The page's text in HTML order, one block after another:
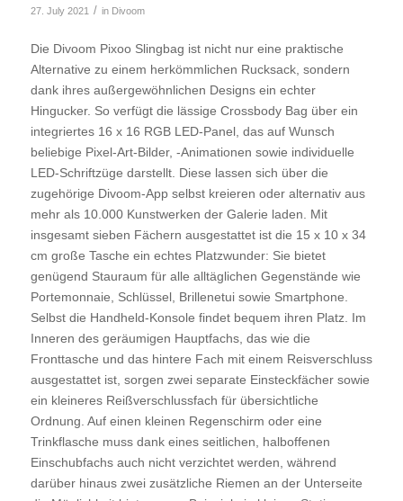
27. July 2021 / in Divoom
Die Divoom Pixoo Slingbag ist nicht nur eine praktische
Alternative zu einem herkömmlichen Rucksack, sondern
dank ihres außergewöhnlichen Designs ein echter
Hingucker. So verfügt die lässige Crossbody Bag über ein
integriertes 16 x 16 RGB LED-Panel, das auf Wunsch
beliebige Pixel-Art-Bilder, -Animationen sowie individuelle
LED-Schriftzüge darstellt. Diese lassen sich über die
zugehörige Divoom-App selbst kreieren oder alternativ aus
mehr als 10.000 Kunstwerken der Galerie laden. Mit
insgesamt sieben Fächern ausgestattet ist die 15 x 10 x 34
cm große Tasche ein echtes Platzwunder: Sie bietet
genügend Stauraum für alle alltäglichen Gegenstände wie
Portemonnaie, Schlüssel, Brillenetui sowie Smartphone.
Selbst die Handheld-Konsole findet bequem ihren Platz. Im
Inneren des geräumigen Hauptfachs, das wie die
Fronttasche und das hintere Fach mit einem Reisverschluss
ausgestattet ist, sorgen zwei separate Einsteckfächer sowie
ein kleineres Reißverschlussfach für übersichtliche
Ordnung. Auf einen kleinen Regenschirm oder eine
Trinkflasche muss dank eines seitlichen, halboffenen
Einschubfachs auch nicht verzichtet werden, während
darüber hinaus zwei zusätzliche Riemen an der Unterseite